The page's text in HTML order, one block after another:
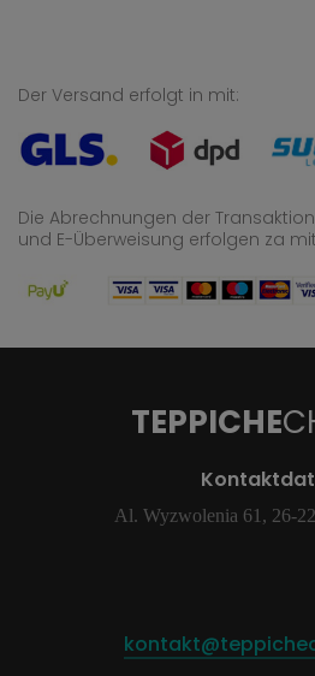
Der Versand erfolgt in mit:
Die Abrechnungen der
und E-Überweisung erfolgen za mit
TEPPICHE
Al. Wyzwolenia 61, 26-